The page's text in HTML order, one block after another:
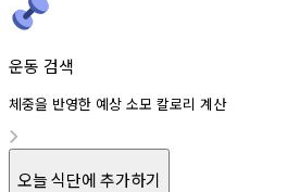
운동 검색
체중을 반영한 예상 소모 칼로리 계산
오늘 식단에 추가하기